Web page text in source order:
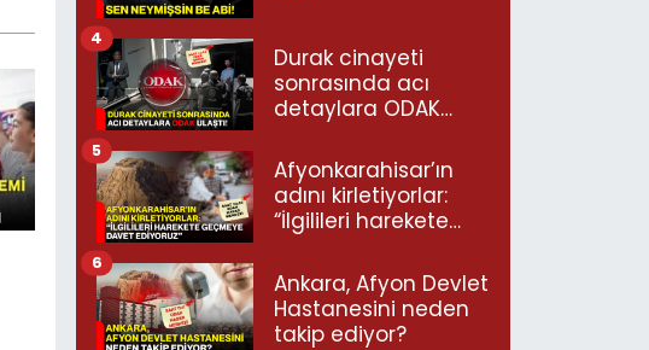
Durak cinayeti
sonrasında acı
detaylara ODAK
4
Afyonkarahisar’ın
adını kirletiyorlar:
“İlgilileri harekete
ediyoruz”
5
Ankara, Afyon Devlet
Hastanesini neden
takip ediyor?
6